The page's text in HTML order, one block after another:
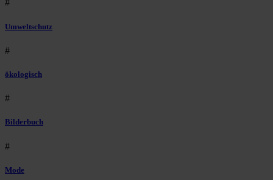
#
Umweltschutz
#
ökologisch
#
Bilderbuch
#
Mode